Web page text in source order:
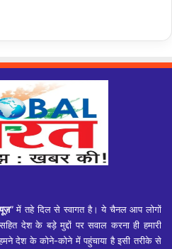
में तहे दिल से स्वागत है। ये चैनल आप लोगों
देश के बड़े मुद्दों पर सवाल करना ही हमारी
देश के कोने-कोने में पहुंचाया है इसी तरीके से